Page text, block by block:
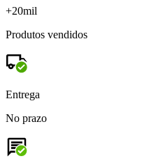
+20mil
Produtos vendidos
Entrega
No prazo